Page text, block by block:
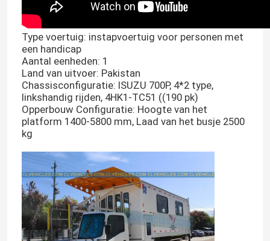
Type voertuig: instapvoertuig voor personen met
een handicap
Aantal eenheden: 1
Land van uitvoer: Pakistan
Chassisconfiguratie: ISUZU 700P, 4*2 type,
linkshandig rijden, 4HK1-TC51 ((190 pk)
Opperbouw Configuratie: Hoogte van het
platform 1400-5800 mm, Laad van het busje 2500
kg